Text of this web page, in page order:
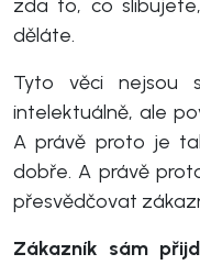
zda to, co
děláte.
Tyto věci nejsou
intelektuálně, ale
A právě proto je
dobře. A právě
přesvědčovat
Zákazník sám